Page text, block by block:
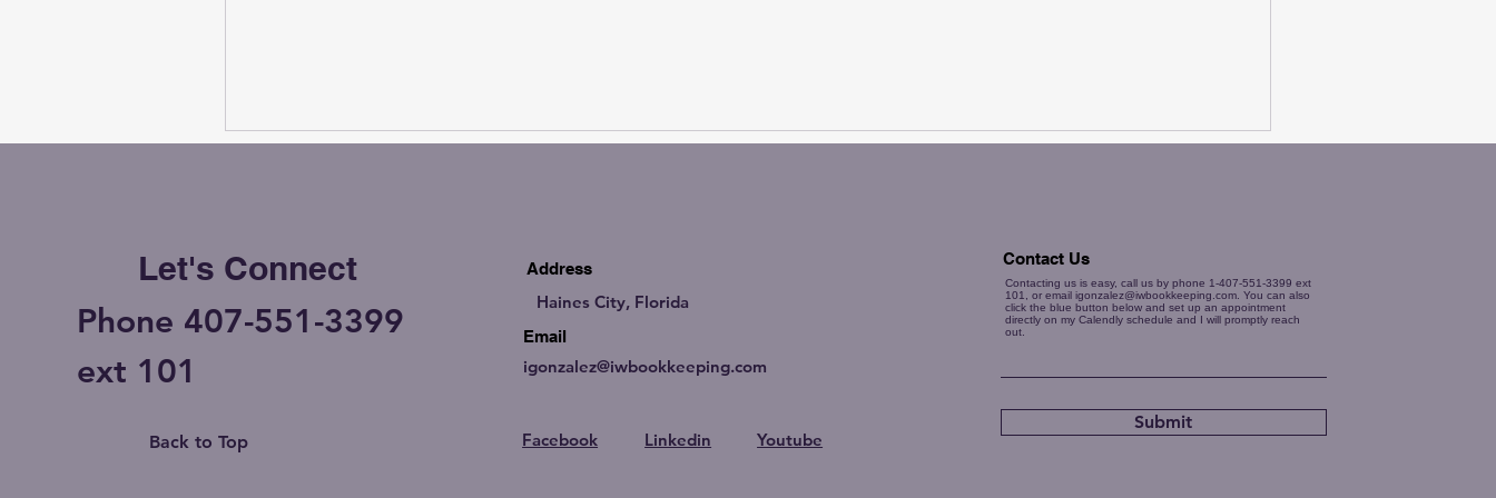
Let's Connect
Phone 407-551-3399
ext 101
Back to Top
Address
Haines City, Florida
Email
igonzalez@iwbookkeeping.com
Facebook Linkedin Youtube
Contact Us
Submit